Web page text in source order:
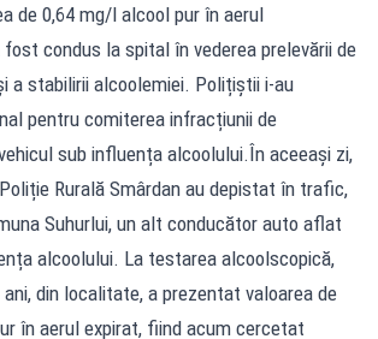
de 0,64 mg/l alcool pur în aerul
condus la spital în vederea prelevării de
a stabilirii alcoolemiei. Polițiștii i-au
pentru comiterea infracțiunii de
sub influența alcoolului.În aceeași zi,
Rurală Smârdan au depistat în trafic,
Suhurlui, un alt conducător auto aflat
alcoolului. La testarea alcoolscopică,
din localitate, a prezentat valoarea de
în aerul expirat, fiind acum cercetat